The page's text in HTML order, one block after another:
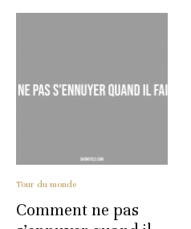
Tour du monde
Comment ne pas